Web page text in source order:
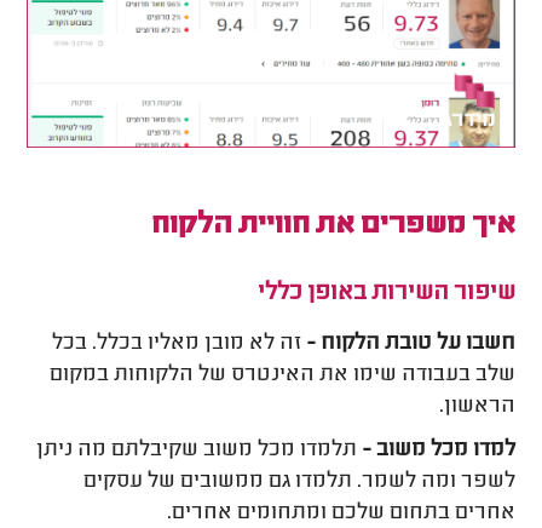
איך משפרים את חוויית הלקוח
שיפור השירות באופן כללי
חשבו על טובת הלקוח -זה לא מובן מאליו בכלל. בכל
שלב בעבודה שימו את האינטרס של הלקוחות במקום
הראשון.
למדו מכל משוב - תלמדו מכל משוב שקיבלתם מה ניתן
לשפר ומה לשמר. תלמדו גם ממשובים של עסקים
אחרים בתחום שלכם ומתחומים אחרים.